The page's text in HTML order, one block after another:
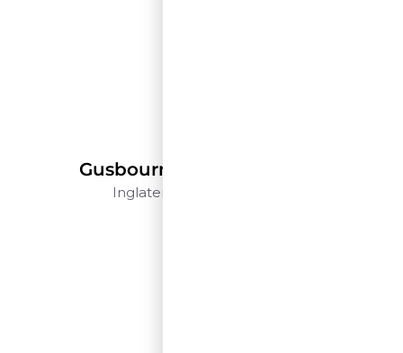
Gusbourne Blanc De Noirs
Inglaterra